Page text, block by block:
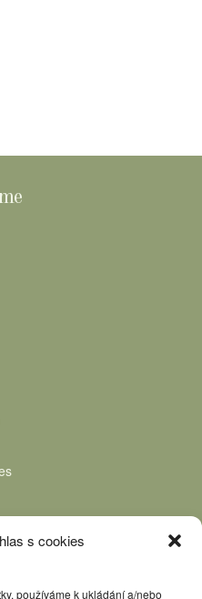
s cookies
používáme k ukládání a/nebo